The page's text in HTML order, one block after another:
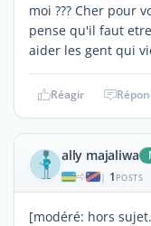
moi ??? Cher pour
pense qu'il faut
aider les gent qui
Réagir
ally majaliwa
| 1 POSTS
[modéré: hors